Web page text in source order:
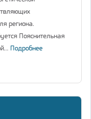
региона.
Пояснительная
Подробнее